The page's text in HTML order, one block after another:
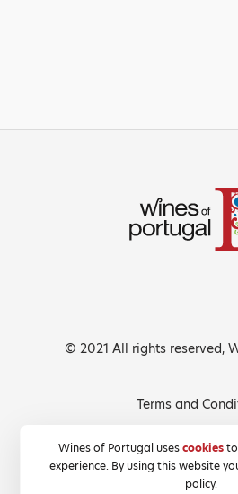
Wines of Portugal usescookiesto
experience. By using this website
policy.
© 2021 All rights reserved,
Terms and
Cookies